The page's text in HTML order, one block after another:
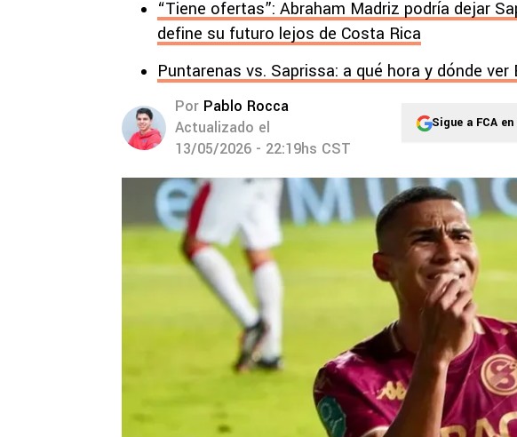
“Tiene ofertas”: Abraham Madriz podría dejar
define su futuro lejos de Costa Rica
Puntarenas vs. Saprissa: a qué hora y dónde ver
Por Pablo Rocca
Actualizado el
13/05/2026 - 22:19hs CST
Sigue a FCA